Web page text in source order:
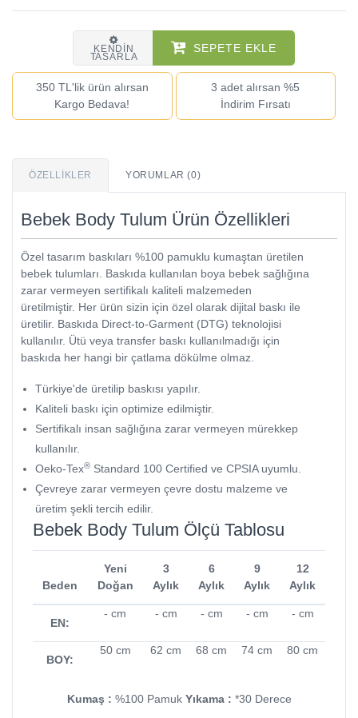
KENDIN
TASARLA
SEPETE EKLE
350 TL'lik ürün alırsan
Kargo Bedava!
3 adet alırsan %5
İndirim Fırsatı
ÖZELLIKLER YORUMLAR (0)
Bebek Body Tulum Ürün Özellikleri
Özel tasarım baskıları %100 pamuklu kumaştan üretilen
bebek tulumları. Baskıda kullanılan boya bebek sağlığına
zarar vermeyen sertifikalı kaliteli malzemeden
üretilmiştir. Her ürün sizin için özel olarak dijital baskı ile
üretilir. Baskıda Direct-to-Garment (DTG) teknolojisi
kullanılır. Ütü veya transfer baskı kullanılmadığı için
baskıda her hangi bir çatlama dökülme olmaz.
Türkiye'de üretilip baskısı yapılır.
Kaliteli baskı için optimize edilmiştir.
Sertifikalı insan sağlığına zarar vermeyen mürekkep
kullanılır.
Oeko-Tex® Standard 100 Certified ve CPSIA uyumlu.
Çevreye zarar vermeyen çevre dostu malzeme ve
üretim şekli tercih edilir.
Bebek Body Tulum Ölçü Tablosu
Beden
Yeni
Doğan
3
Aylık
6
Aylık
9
Aylık
12
Aylık
EN:
- cm - cm - cm - cm - cm
BOY:
50 cm 62 cm 68 cm 74 cm 80 cm
Kumaş : %100 Pamuk Yıkama : *30 Derece